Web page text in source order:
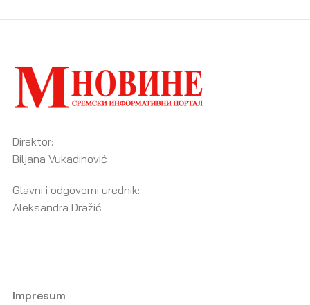
Direktor:
Biljana Vukadinović
Glavni i odgovorni urednik:
Aleksandra Dražić
Impresum